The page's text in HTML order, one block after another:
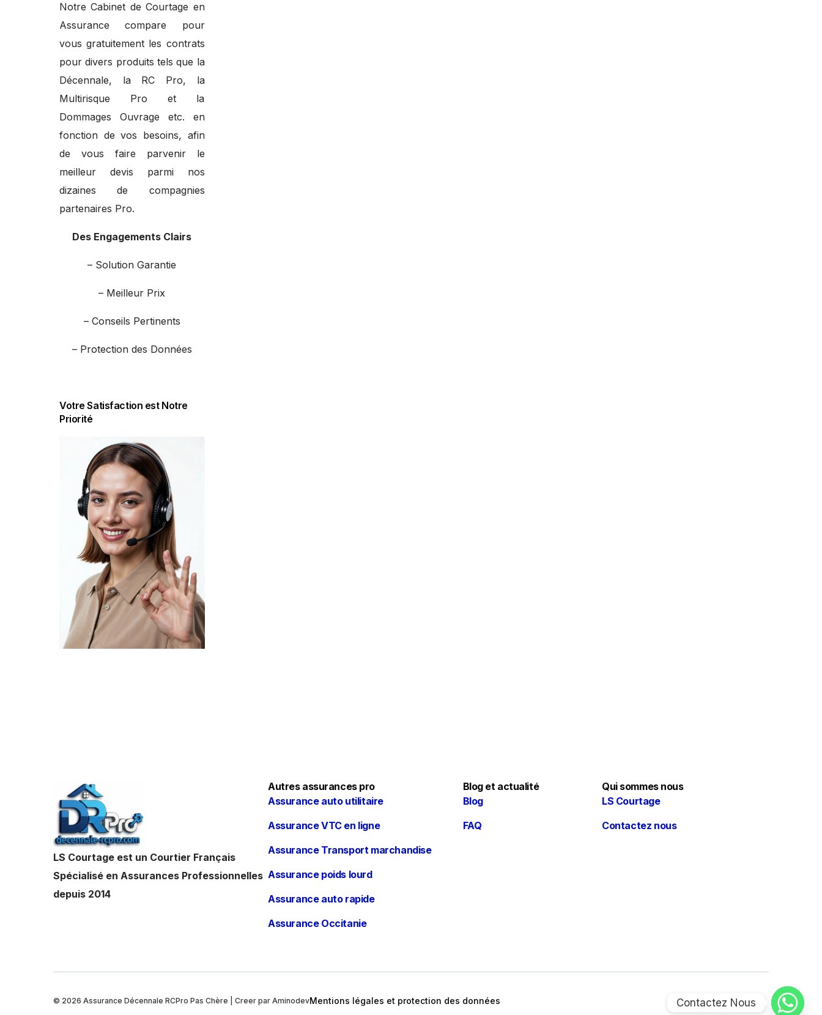
Notre Cabinet de Courtage en
Assurance compare pour
vous gratuitement les contrats
pour divers produits tels que la
Décennale, la RC Pro, la
Multirisque Pro et la
Dommages Ouvrage etc. en
fonction de vos besoins, afin
de vous faire parvenir le
meilleur devis parmi nos
dizaines de compagnies
partenaires Pro.
Des Engagements Clairs
– Solution Garantie
– Meilleur Prix
– Conseils Pertinents
– Protection des Données
Votre Satisfaction est Notre
Priorité
LS Courtage est un Courtier Français
Spécialisé en Assurances Professionnelles
depuis 2014
Autres assurances pro
Assurance auto utilitaire
Assurance VTC en ligne
Assurance Transport marchandise
Assurance poids lourd
Assurance auto rapide
Assurance Occitanie
Blog et actualité
Blog
FAQ
Qui sommes nous
LS Courtage
Contactez nous
© 2026 Assurance Décennale RCPro Pas Chère | Creer par AminodevMentions légales et protection des données Contactez Nous